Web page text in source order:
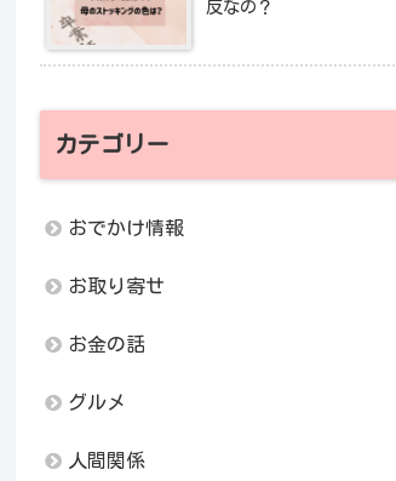
反なの？
カテゴリー
おでかけ情報
お取り寄せ
お金の話
グルメ
人間関係